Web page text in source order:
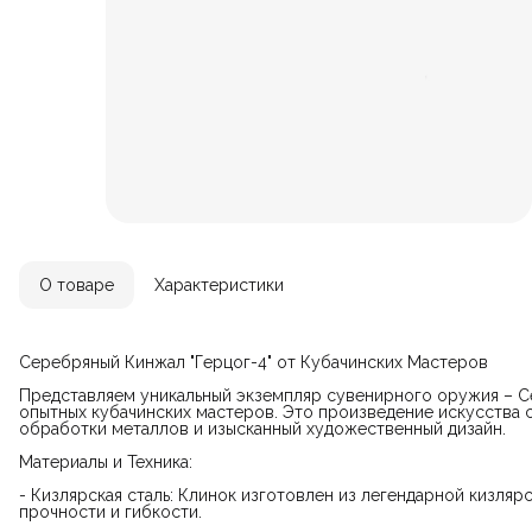
О товаре Характеристики
Серебряный Кинжал "Герцог-4" от Кубачинских Мастеров
Представляем уникальный экземпляр сувенирного оружия –
опытных кубачинских мастеров. Это произведение
обработки металлов и изысканный художественный дизайн.
Материалы и Техника:
- Кизлярская сталь: Клинок изготовлен из легендарной
прочности и гибкости.